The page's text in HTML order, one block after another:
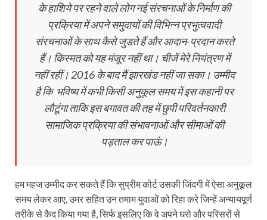
के हाशिये पर रहने वाले लोग नई संरचनाओं के निर्माण की
प्रक्रिया में अपने समुदायों की विभिन्न प्रभुत्ववादी
संरचनाओं के साथ कैसे जुडते हैं और आदान-प्रदान करते
हैं। किस्मत को यह मंजूर नहीं था। चीजें मेरे नियंत्रण में
नहीं रहीं। 2016 के बाद मैं झारखंड नहीं जा सका। उम्मीद
है कि भविष्य में कभी किसी अनुकूल समय में इस कहानी पर
लौटूंगा ताकि इस बगावत की तह में छुपी परिवर्तनकारी
सामाजिक प्रक्रिया की संभावनाओं और सीमाओं की
पड़ताल कर पाऊं।
हम महज उम्मीद कर सकते हैं कि सुप्रीम कोर्ट उसकी जिंदगी में ऐसा अनुकूल
समय लेकर आए, उमर सहित उन तमाम युवाओं को रिहा करे जिन्हें अन्यायपूर्ण
तरीके से कैद किया गया है, सिर्फ इसलिए कि वे अपने घरो और परिसरों से